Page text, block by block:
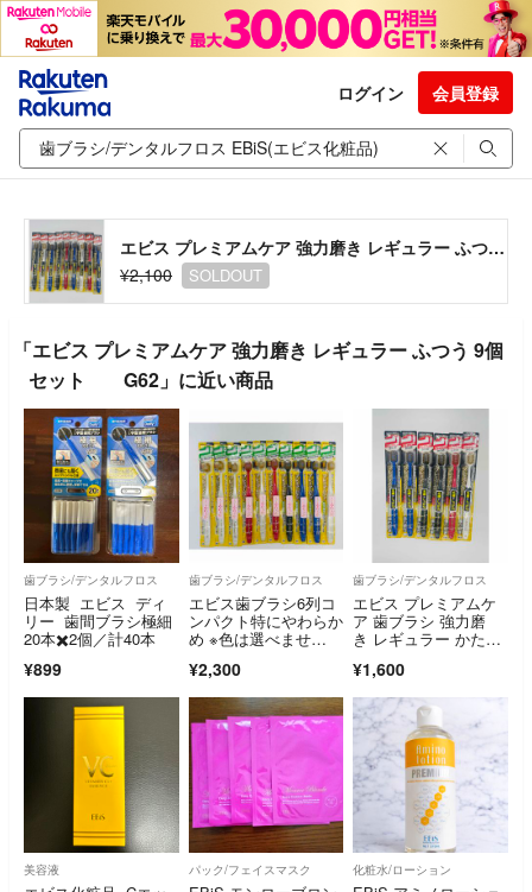
ログイン 会員登録
エビス プレミアムケア 強力磨き レギュラー ふつう 9個セット G62
¥2,100
SOLDOUT
「エビス プレミアムケア 強力磨き レギュラー ふつう 9個
セット G62」に近い商品
歯ブラシ/デンタルフロス
日本製 エビス ディ
リー 歯間ブラシ極細
20本✖️2個／計40本
¥899
歯ブラシ/デンタルフロス
エビス歯ブラシ6列コ
ンパクト特にやわらか
め ※色は選べませ
¥2,300
歯ブラシ/デンタルフロス
エビス プレミアムケ
ア 歯ブラシ 強力磨
き レギュラー かた
¥1,600
美容液 パック/フェイスマスク 化粧水/ローション